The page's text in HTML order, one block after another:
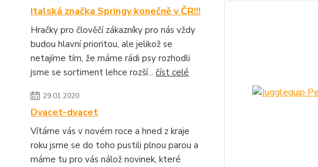
Italská značka Springy konečně v ČR!!!
Hračky pro člověčí zákazníky pro nás vždy
budou hlavní prioritou, ale jelikož se
netajíme tím, že máme rádi psy rozhodli
jsme se sortiment lehce rozší... číst celé
29.01.2020
Dvacet-dvacet
Vítáme vás v novém roce a hned z kraje
roku jsme se do toho pustili plnou parou a
máme tu pro vás nálož novinek, které